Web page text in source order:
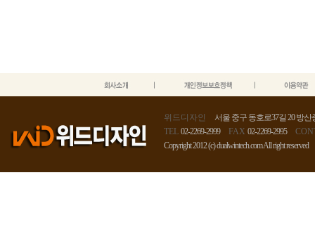
위드디자인
서울 중구 동호로37길 20 방산
TEL 02-2269-2999 FAX 02-2269-2995
Copyright 2012 (c) dualwintech.com All right reserved